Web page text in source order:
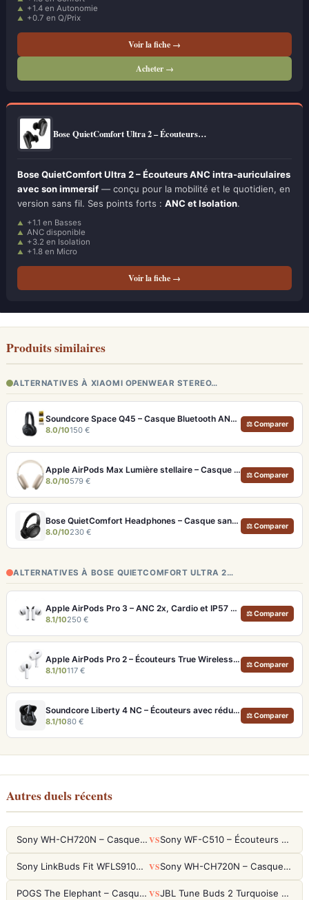
+1.4 en Autonomie
+0.7 en Q/Prix
Voir la fiche →
Acheter →
Bose QuietComfort Ultra 2 – Écouteurs…
Bose QuietComfort Ultra 2 – Écouteurs ANC intra-auriculaires
avec son immersif — conçu pour la mobilité et le quotidien, en
version sans fil. Ses points forts : ANC et Isolation.
+1.1 en Basses
ANC disponible
+3.2 en Isolation
+1.8 en Micro
Voir la fiche →
Produits similaires
ALTERNATIVES À XIAOMI OPENWEAR STEREO…
Soundcore Space Q45 – Casque Bluetooth ANC 50h d'autonomie et LDAC Hi-Res
8.0/10150 €
⚖ Comparer
Apple AirPods Max Lumière stellaire – Casque Hi-Fi ANC pro et audio spatial immersif
8.0/10579 €
⚖ Comparer
Bose QuietComfort Headphones – Casque sans fil à réduction de bruit légendaire
8.0/10230 €
⚖ Comparer
ALTERNATIVES À BOSE QUIETCOMFORT ULTRA 2…
Apple AirPods Pro 3 – ANC 2x, Cardio et IP57 pour Écosystème iOS
8.1/10250 €
⚖ Comparer
Apple AirPods Pro 2 – Écouteurs True Wireless ANC USB-C Blancs
8.1/10117 €
⚖ Comparer
Soundcore Liberty 4 NC – Écouteurs avec réduction de bruit adaptative 2.0
8.1/1080 €
⚖ Comparer
Autres duels récents
Sony WH-CH720N – Casque ANC 35h, Ultra-léger (192g) avec Processeur V1 VS Sony WF-C510 – Écouteurs True Wireless compacts, autonomie 22h et multipoint
Sony LinkBuds Fit WFLS910NW Blanc – Écouteurs Sport Ailes ANC VS Sony WH-CH720N – Casque ANC 35h, Ultra-léger (192g) avec Processeur V1
POGS The Elephant – Casque Filaire Enfants 85dB POGS-Safe™ (Éco-Responsable) VS JBL Tune Buds 2 Turquoise – Écouteurs True Wireless avec ANC et autonomie 48h